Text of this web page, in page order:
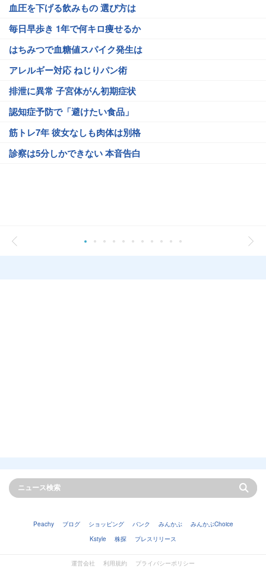
血圧を下げる飲みもの 選び方は
毎日早歩き 1年で何キロ痩せるか
はちみつで血糖値スパイク発生は
アレルギー対応 ねじりパン術
排泄に異常 子宮体がん初期症状
認知症予防で「避けたい食品」
筋トレ7年 彼女なしも肉体は別格
診察は5分しかできない 本音告白
Peachy ブログ ショッピング バンク みんかぶ
みんかぶChoice
Kstyle
株探 プレスリリース
運営会社 利用規約 プライバシーポリシー